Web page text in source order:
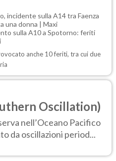
incidente sulla A14 tra Faenza
una donna | Maxi
sulla A10 a Spotorno: feriti
anche 10 feriti, tra cui due
Oscillation)
nell’Oceano Pacifico
da oscillazioni period...